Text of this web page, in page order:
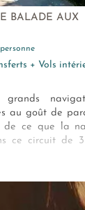
BALADE AUX
+ Vols
au goût de
de ce que la
ce circuit de 3
Mahé, La